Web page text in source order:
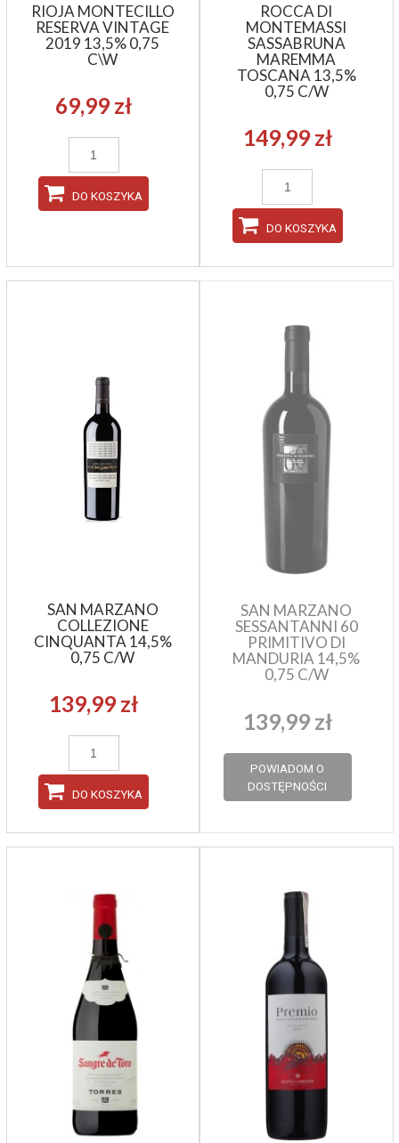
RIOJA MONTECILLO
RESERVA VINTAGE
2019 13,5% 0,75
C\W
69,99 zł
DO KOSZYKA
ROCCA DI
MONTEMASSI
SASSABRUNA
MAREMMA
TOSCANA 13,5%
0,75 C/W
149,99 zł
DO KOSZYKA
SAN MARZANO
COLLEZIONE
CINQUANTA 14,5%
0,75 C/W
139,99 zł
DO KOSZYKA
SAN MARZANO
SESSANTANNI 60
PRIMITIVO DI
MANDURIA 14,5%
0,75 C/W
139,99 zł
POWIADOM O
DOSTĘPNOŚCI